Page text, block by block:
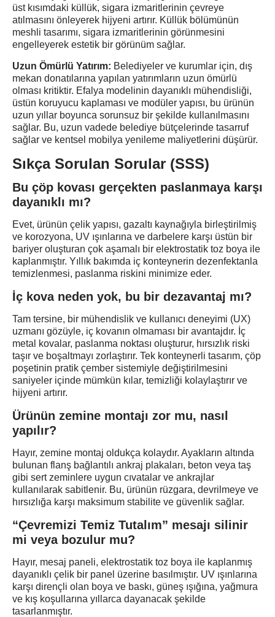
üst kısımdaki küllük, sigara izmaritlerinin çevreye
atılmasını önleyerek hijyeni artırır. Küllük bölümünün
meshli tasarımı, sigara izmaritlerinin görünmesini
engelleyerek estetik bir görünüm sağlar.
Uzun Ömürlü Yatırım: Belediyeler ve kurumlar için, dış
mekan donatılarına yapılan yatırımların uzun ömürlü
olması kritiktir. Efalya modelinin dayanıklı mühendisliği,
üstün koruyucu kaplaması ve modüler yapısı, bu ürünün
uzun yıllar boyunca sorunsuz bir şekilde kullanılmasını
sağlar. Bu, uzun vadede belediye bütçelerinde tasarruf
sağlar ve kentsel mobilya yenileme maliyetlerini düşürür.
Sıkça Sorulan Sorular (SSS)
Bu çöp kovası gerçekten paslanmaya karşı
dayanıklı mı?
Evet, ürünün çelik yapısı, gazaltı kaynağıyla birleştirilmiş
ve korozyona, UV ışınlarına ve darbelere karşı üstün bir
bariyer oluşturan çok aşamalı bir elektrostatik toz boya ile
kaplanmıştır. Yıllık bakımda iç konteynerin dezenfektanla
temizlenmesi, paslanma riskini minimize eder.
İç kova neden yok, bu bir dezavantaj mı?
Tam tersine, bir mühendislik ve kullanıcı deneyimi (UX)
uzmanı gözüyle, iç kovanın olmaması bir avantajdır. İç
metal kovalar, paslanma noktası oluşturur, hırsızlık riski
taşır ve boşaltmayı zorlaştırır. Tek konteynerli tasarım, çöp
poşetinin pratik çember sistemiyle değiştirilmesini
saniyeler içinde mümkün kılar, temizliği kolaylaştırır ve
hijyeni artırır.
Ürünün zemine montajı zor mu, nasıl
yapılır?
Hayır, zemine montaj oldukça kolaydır. Ayakların altında
bulunan flanş bağlantılı ankraj plakaları, beton veya taş
gibi sert zeminlere uygun cıvatalar ve ankrajlar
kullanılarak sabitlenir. Bu, ürünün rüzgara, devrilmeye ve
hırsızlığa karşı maksimum stabilite ve güvenlik sağlar.
“Çevremizi Temiz Tutalım” mesajı silinir
mi veya bozulur mu?
Hayır, mesaj paneli, elektrostatik toz boya ile kaplanmış
dayanıklı çelik bir panel üzerine basılmıştır. UV ışınlarına
karşı dirençli olan boya ve baskı, güneş ışığına, yağmura
ve kış koşullarına yıllarca dayanacak şekilde
tasarlanmıştır.